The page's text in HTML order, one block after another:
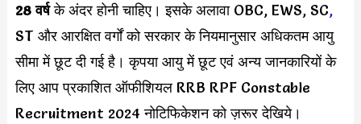
28 वर्षके अंदर होनी चाहिए। इसके अलावा OBC, EWS, SC,
ST और आरक्षित वर्गों को सरकार के नियमानुसार अधिकतम आयु
सीमा में छूट दी गई है। कृपया आयु में छूट एवं अन्य जानकारियों के
लिए आप प्रकाशित ऑफीशियल RRB RPF Constable
Recruitment 2024 नोटिफिकेशन को ज़रूर देखिये।